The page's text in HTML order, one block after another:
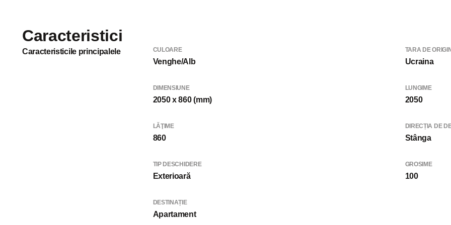
Caracteristici
Caracteristicile principalele CULOARE
Venghe/Alb
TARA DE
Ucraina
DIMENSIUNE
2050 x 860 (mm)
LUNGIME
2050
LĂŢIME
860
DIRECȚIA DE
Stânga
TIP DESCHIDERE
Exterioară
GROSIME
100
DESTINAȚIE
Apartament